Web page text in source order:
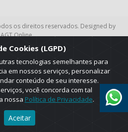
os direitos reservados. Designed by
AGT Online.
Cookies (LGPD)
tecnologias semelhantes para
em nossos serviços, personalizar
conteúdo de seu interesse.
você concorda com tal
nossa Política de Privacidade.
Aceitar